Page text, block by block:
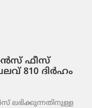
ഫീസ്
810 ദിർഹം